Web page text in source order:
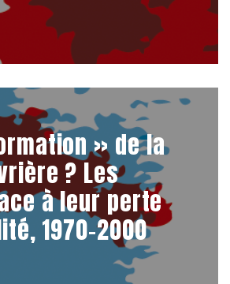
» de la
? Les
à leur perte
1970-2000